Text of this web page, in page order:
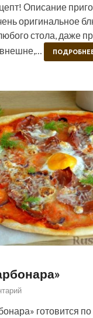
Описание
оригинальное
стола, даже
готовится